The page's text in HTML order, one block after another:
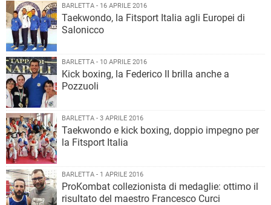
BARLETTA - 16 APRILE 2016
Taekwondo, la Fitsport Italia agli Europei di
Salonicco
BARLETTA - 10 APRILE 2016
Kick boxing, la Federico II brilla anche a
Pozzuoli
BARLETTA - 3 APRILE 2016
​Taekwondo e kick boxing, doppio impegno per
la Fitsport Italia
BARLETTA - 1 APRILE 2016
ProKombat collezionista di medaglie: ottimo il
risultato del maestro Francesco Curci